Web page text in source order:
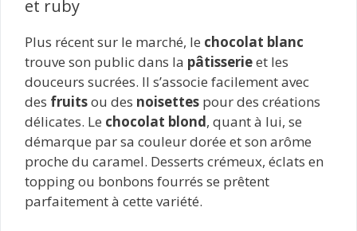
et ruby
Plus récent sur le marché, le chocolat blanc
trouve son public dans la pâtisserieet les
douceurs sucrées. Il s’associe facilement avec
des fruitsou des noisettes pour des créations
délicates. Le chocolat blond, quant à lui, se
démarque par sa couleur dorée et son arôme
proche du caramel. Desserts crémeux, éclats en
topping ou bonbons fourrés se prêtent
parfaitement à cette variété.